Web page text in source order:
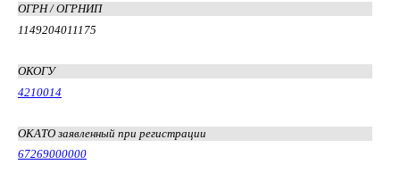
ОГРН / ОГРНИП
1149204011175
ОКОГУ
4210014
ОКАТО заявленный при регистрации
67269000000